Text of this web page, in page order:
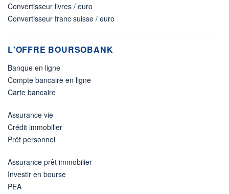
Convertisseur livres / euro
Convertisseur franc suisse / euro
L'OFFRE BOURSOBANK
Banque en ligne
Compte bancaire en ligne
Carte bancaire
Assurance vie
Crédit immobilier
Prêt personnel
Assurance prêt immobilier
Investir en bourse
PEA